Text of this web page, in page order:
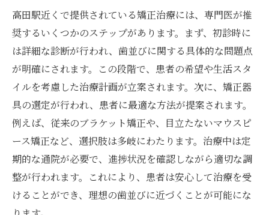
高田駅近くで提供されている矯正治療には、専門医が推
奨するいくつかのステップがあります。まず、初診時に
は詳細な診断が行われ、歯並びに関する具体的な問題点
が明確にされます。この段階で、患者の希望や生活スタ
イルを考慮した治療計画が立案されます。次に、矯正器
具の選定が行われ、患者に最適な方法が提案されます。
例えば、従来のブラケット矯正や、目立たないマウスピ
ース矯正など、選択肢は多岐にわたります。治療中は定
期的な通院が必要で、進捗状況を確認しながら適切な調
整が行われます。これにより、患者は安心して治療を受
けることができ、理想の歯並びに近づくことが可能にな